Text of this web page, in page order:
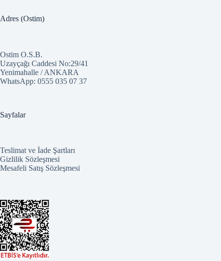
Adres (Ostim)
Ostim O.S.B.
Uzayçağı Caddesi No:29/41
Yenimahalle / ANKARA
WhatsApp: 0555 035 07 37
Sayfalar
Teslimat ve İade Şartları
Gizlilik Sözleşmesi
Mesafeli Satış Sözleşmesi